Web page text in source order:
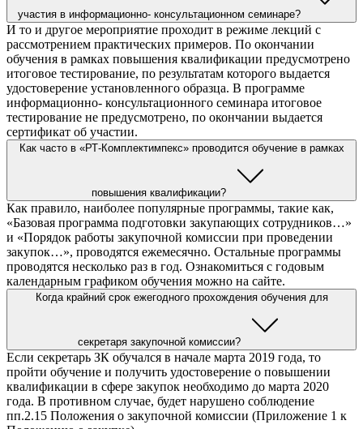
участия в информационно- консультационном семинаре?
И то и другое мероприятие проходит в режиме лекций с
рассмотрением практических примеров. По окончании
обучения в рамках повышения квалификации предусмотрено
итоговое тестирование, по результатам которого выдается
удостоверение установленного образца. В программе
информационно- консультационного семинара итоговое
тестирование не предусмотрено, по окончании выдается
сертификат об участии.
Как часто в «РТ-Комплектимпекс» проводится обучение в рамках
повышения квалификации?
Как правило, наиболее популярные программы, такие как,
«Базовая программа подготовки закупающих сотрудников…»
и «Порядок работы закупочной комиссии при проведении
закупок…», проводятся ежемесячно. Остальные программы
проводятся несколько раз в год. Ознакомиться с годовым
календарным графиком обучения можно на сайте.
Когда крайний срок ежегодного прохождения обучения для
секретаря закупочной комиссии?
Если секретарь ЗК обучался в начале марта 2019 года, то
пройти обучение и получить удостоверение о повышении
квалификации в сфере закупок необходимо до марта 2020
года. В противном случае, будет нарушено соблюдение
пп.2.15 Положения о закупочной комиссии (Приложение 1 к